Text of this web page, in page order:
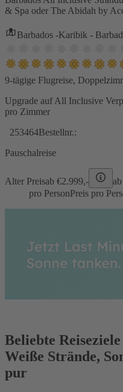
& Spa oder The Abidah by
Barbados -Karibik -
9-tägige Flugreise,
Upgrade auf All Inclusive
pro Zimmer
253464Bestellnr.:
Pauschalreise
Alter Preisab €2.999,-
pro PersonPreis pro
Beliebte
Weiße Strände,
pur